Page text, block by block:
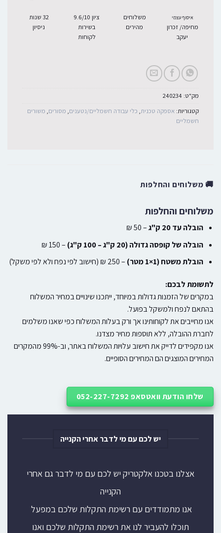
איסוף עצמי
מחיפה/ זכרון
יעקב
משלוחים
מהירים
ציון 9.6/10
בשירות
לקוחות
32 שנות
ניסיון
מק"ט: 240234
קטגוריות: אספקה טכנית, כלי עבודה חשמליים/נטענים, מסורים, משורים
חשמליים
🚚 משלוחים והחלפות
משלוחים והחלפות
הובלה עד 20 ק"ג
– 50 ₪
הובלה של קופסה גדולה (20 ק"ג – 100 ק"ג)
– 150 ₪
הובלת משטח (1×1 מטר)
– 250 ₪ (חישוב לפי נפח ולא לפי משקל)
לתשומת לבכם:
במקרים של הזמנות גדולות במיוחד, ייתכנו שינויים במחיר המשלוח
בהתאם לנפח ולמשקל בפועל.
אנו מחייבים את לקוחותינו אך ורק בעלות המשלוח כפי שאנו משלמים
לחברת ההובלה, ללא תוספות מחיר מצדנו.
אנו מקפידים לדייק את חישוב עלויות המשלוח באתר, וב-99% מהמקרים
המחירים המוצגים הם המחירים הסופיים.
שלחו הודעת וואטסאפ 052-227-7292
יש לכם עם מי לדבר אחרי הקנייה
אצלנו בטכנו אלקטריק יש לכם עם מי לדבר גם אחרי
הקנייה
אנו מתמודדים עם רשימת התקלות שלכם במפעל
תוכלו להעביר לנו את רשימת התקלות שלכם ואנו